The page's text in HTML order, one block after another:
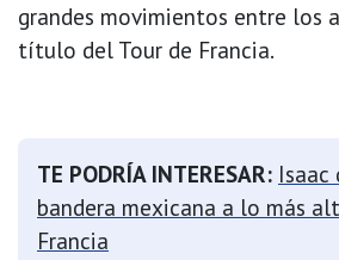
grandes movimientos entre los
título del Tour de Francia.
TE PODRÍA INTERESAR:
bandera mexicana a lo más
Francia